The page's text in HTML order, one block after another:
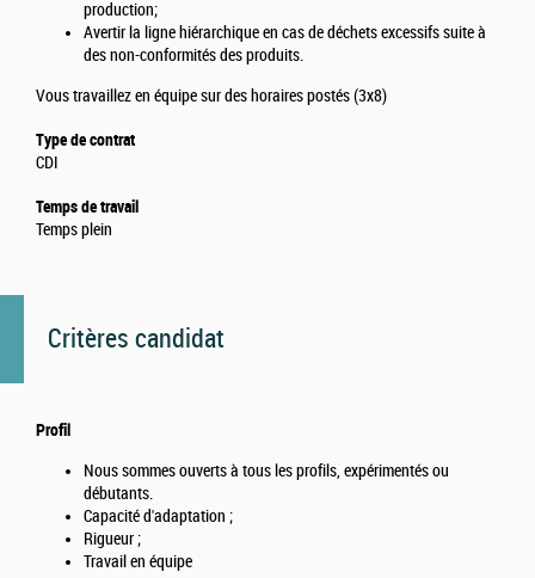
production;
Avertir la ligne hiérarchique en cas de déchets excessifs suite à
des non-conformités des produits.
Vous travaillez en équipe sur des horaires postés (3x8)
Type de contrat
CDI
Temps de travail
Temps plein
Critères candidat
Profil
Nous sommes ouverts à tous les profils, expérimentés ou
débutants.
Capacité d'adaptation ;
Rigueur ;
Travail en équipe